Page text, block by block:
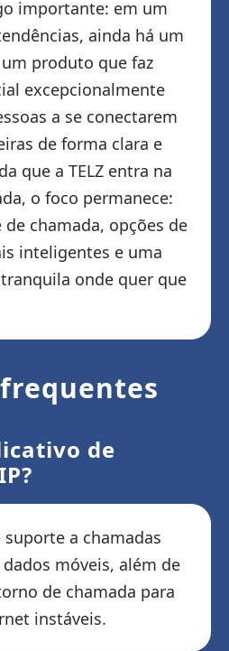
importante: em um
ainda há um
produto que faz
excepcionalmente
a se conectarem
de forma clara e
que a TELZ entra na
o foco permanece:
chamada, opções de
inteligentes e uma
onde quer que
de
suporte a chamadas
móveis, além de
de chamada para
instáveis.